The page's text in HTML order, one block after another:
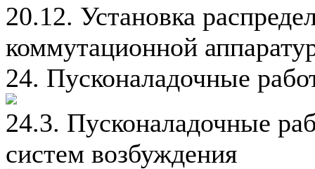
20.12. Установка
коммутационной
24. Пусконаладочные
24.3. Пусконаладочные
систем возбуждения